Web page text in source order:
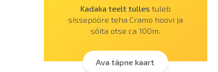
Kadaka teelt tulles tuleb
sissepööre teha Cramo hoovi ja
sõita otse ca 100m.
Ava täpne kaart